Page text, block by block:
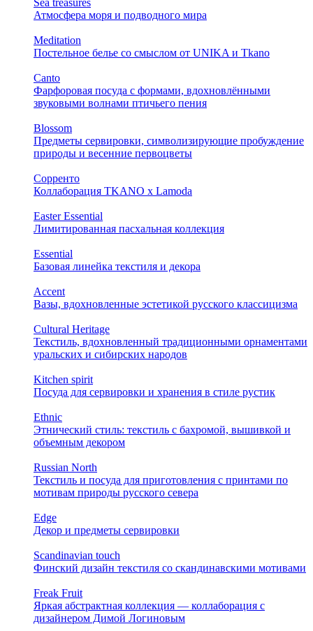
Sea treasures
Атмосфера моря и подводного мира
Meditation
Постельное белье со смыслом от UNIKA и Tkano
Canto
Фарфоровая посуда с формами, вдохновлёнными
звуковыми волнами птичьего пения
Blossom
Предметы сервировки, символизирующие пробуждение
природы и весенние первоцветы
Сорренто
Коллаборация TKANO х Lamoda
Easter Essential
Лимитированная пасхальная коллекция
Essential
Базовая линейка текстиля и декора
Accent
Вазы, вдохновленные эстетикой русского классицизма
Cultural Heritage
Текстиль, вдохновленный традиционными орнаментами
уральских и сибирских народов
Kitchen spirit
Посуда для сервировки и хранения в стиле рустик
Ethnic
Этнический стиль: текстиль с бахромой, вышивкой и
объемным декором
Russian North
Текстиль и посуда для приготовления с принтами по
мотивам природы русского севера
Edge
Декор и предметы сервировки
Scandinavian touch
Финский дизайн текстиля со скандинавскими мотивами
Freak Fruit
Яркая абстрактная коллекция — коллаборация с
дизайнером Димой Логиновым